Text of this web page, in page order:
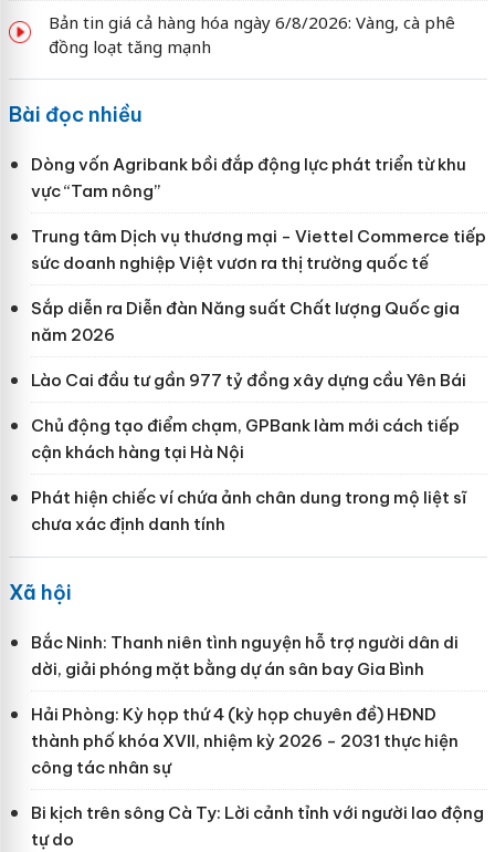
Bản tin giá cả hàng hóa ngày 6/8/2026: Vàng, cà phê
đồng loạt tăng mạnh
Bài đọc nhiều
Dòng vốn Agribank bồi đắp động lực phát triển từ khu
vực “Tam nông”
Trung tâm Dịch vụ thương mại - Viettel Commerce tiếp
sức doanh nghiệp Việt vươn ra thị trường quốc tế
Sắp diễn ra Diễn đàn Năng suất Chất lượng Quốc gia
năm 2026
Lào Cai đầu tư gần 977 tỷ đồng xây dựng cầu Yên Bái
Chủ động tạo điểm chạm, GPBank làm mới cách tiếp
cận khách hàng tại Hà Nội
Phát hiện chiếc ví chứa ảnh chân dung trong mộ liệt sĩ
chưa xác định danh tính
Xã hội
Bắc Ninh: Thanh niên tình nguyện hỗ trợ người dân di
dời, giải phóng mặt bằng dự án sân bay Gia Bình
Hải Phòng: Kỳ họp thứ 4 (kỳ họp chuyên đề) HĐND
thành phố khóa XVII, nhiệm kỳ 2026 - 2031 thực hiện
công tác nhân sự
Bi kịch trên sông Cà Ty: Lời cảnh tỉnh với người lao động
tự do